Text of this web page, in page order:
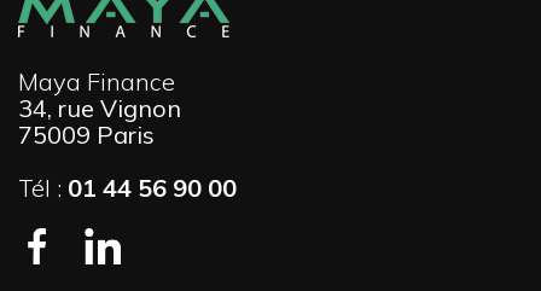
Maya Finance
34, rue Vignon
75009 Paris
Tél : 01 44 56 90 00